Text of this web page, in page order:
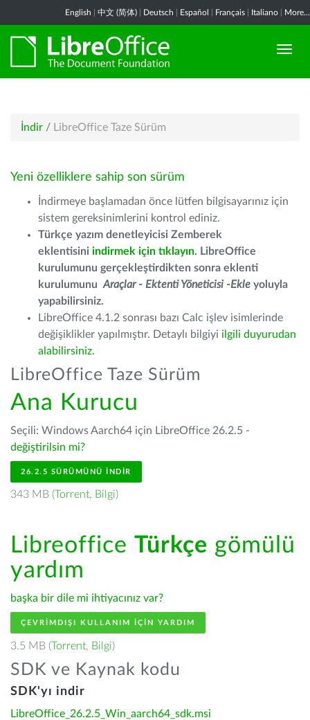
English 中文 (简体) Deutsch Español Français Italiano More...
İndir / LibreOffice Taze Sürüm
Yeni özelliklere sahip son sürüm
İndirmeye başlamadan önce lütfen bilgisayarınız için
sistem gereksinimlerini kontrol ediniz.
Türkçe yazım denetleyicisi Zemberek
eklentisini indirmek için tıklayın. LibreOffice
kurulumunu gerçekleştirdikten sonra eklenti
kurulumunu Araçlar - Ektenti Yöneticisi -Ekle yoluyla
yapabilirsiniz.
LibreOffice 4.1.2 sonrası bazı Calc işlev isimlerinde
değişiklikler yapılmıştır. Detaylı bilgiyi ilgili duyurudan
alabilirsiniz.
LibreOffice Taze Sürüm
Ana Kurucu
Seçili: Windows Aarch64 için LibreOffice 26.2.5 -
değiştirilsin mi?
26.2.5 SÜRÜMÜNÜ İNDIR
343 MB (Torrent, Bilgi)
Libreoffice Türkçe gömülü
yardım
başka bir dile mi ihtiyacınız var?
ÇEVRIMDIŞI KULLANIM IÇIN YARDIM
3.5 MB (Torrent, Bilgi)
SDK ve Kaynak kodu
SDK'yı indir
LibreOffice_26.2.5_Win_aarch64_sdk.msi